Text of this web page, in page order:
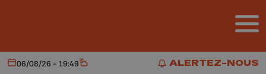
ALERTEZ-NOUS
ALERTEZ-NOUS
Aujourd'hui
06/08/26 - 19:49 Météo